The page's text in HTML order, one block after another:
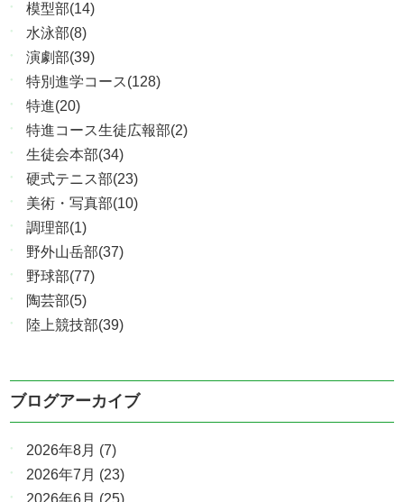
模型部(14)
水泳部(8)
演劇部(39)
特別進学コース(128)
特進(20)
特進コース生徒広報部(2)
生徒会本部(34)
硬式テニス部(23)
美術・写真部(10)
調理部(1)
野外山岳部(37)
野球部(77)
陶芸部(5)
陸上競技部(39)
ブログアーカイブ
2026年8月 (7)
2026年7月 (23)